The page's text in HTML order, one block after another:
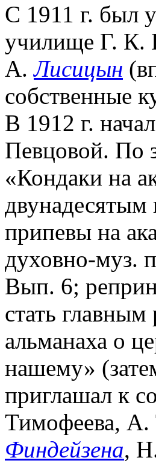
С 1911 г. был
училище Г. К.
А.Лисицын
собственные
В 1912 г.
Певцовой. По
«Кондаки на
припевы на
духовно-муз.
Вып. 6;
стать
альманаха о
нашему»
приглашал к
Тимофеева, А.
Финдейзена,